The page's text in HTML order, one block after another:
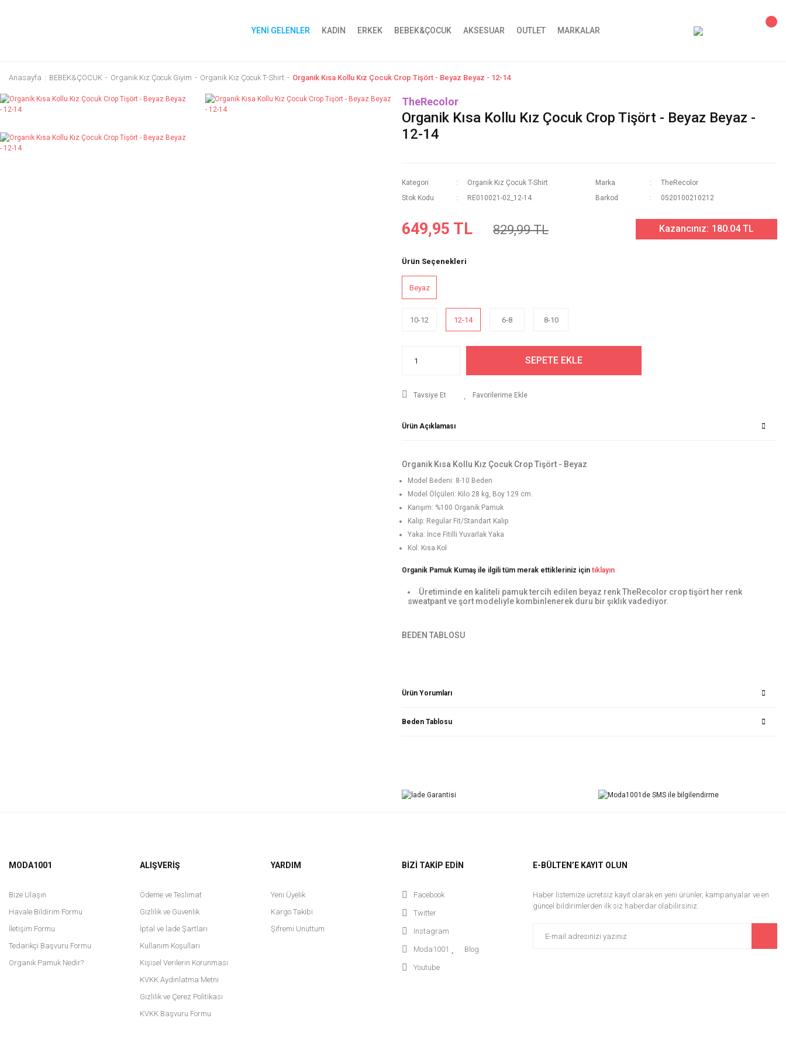
YENİ GELENLER KADIN ERKEK BEBEK&ÇOCUK AKSESUAR OUTLET MARKALAR
Anasayfa BEBEK&ÇOCUK Organik Kız Çocuk Giyim Organik Kız Çocuk T-Shirt Organik Kısa Kollu Kız Çocuk Crop Tişört - Beyaz Beyaz - 12-14
TheRecolor
Organik Kısa Kollu Kız Çocuk Crop Tişört - Beyaz Beyaz -
12-14
Kategori Organik Kız Çocuk T-Shirt Marka
TheRecolor
Stok Kodu
RE010021-02_12-14 Barkod 0520100210212
649,95 TL 829,99 TL Kazancınız: 180.04 TL
Ürün Seçenekleri
Beyaz
10-12 12-14 6-8 8-10
SEPETE EKLE
Tavsiye Et
Ürün Açıklaması
Organik Kısa Kollu Kız Çocuk Crop Tişört - Beyaz
Model Bedeni: 8-10 Beden
Model Ölçüleri: Kilo 28 kg, Boy 129 cm.
Karışım: %100 Organik Pamuk
Kalıp: Regular Fit/Standart Kalıp
Yaka: İnce Fitilli Yuvarlak Yaka
Kol: Kısa Kol
Organik Pamuk Kumaş ile ilgili tüm merak ettikleriniz için tıklayın
Üretiminde en kaliteli pamuk tercih edilen beyaz renk TheRecolor crop tişört her renk
sweatpant ve şort modeliyle kombinlenerek duru bir şıklık vadediyor.
BEDEN TABLOSU
Ürün Yorumları
Beden Tablosu
MODA1001
Bize Ulaşın
Havale Bildirim Formu
İletişim Formu
Tedarikçi Başvuru Formu
Organik Pamuk Nedir?
ALIŞVERİŞ
Ödeme ve Teslimat
Gizlilik ve Güvenlik
İptal ve İade Şartları
Kullanım Koşulları
Kişisel Verilerin Korunması
KVKK Aydınlatma Metni
Gizlilik ve Çerez Politikası
KVKK Başvuru Formu
YARDIM
Yeni Üyelik
Kargo Takibi
Şifremi Unuttum
BİZİ TAKİP EDİN
Facebook
Twitter
Instagram
Moda1001 Blog
Youtube
E-BÜLTEN’E KAYIT OLUN
Haber listemize ücretsiz kayıt olarak en yeni ürünler, kampanyalar ve en
güncel bildirimlerden ilk siz haberdar olabilirsiniz.